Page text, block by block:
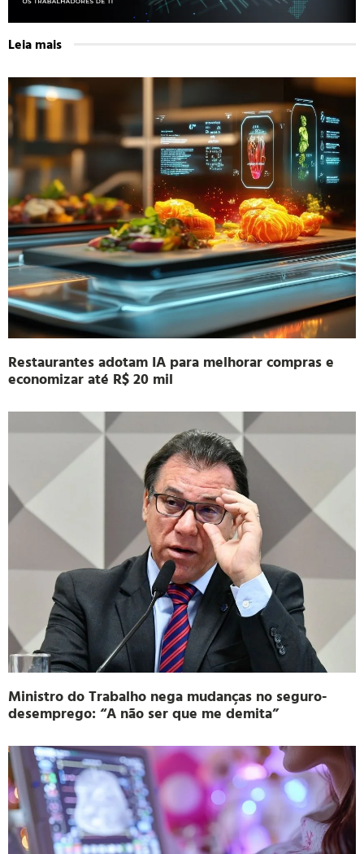
Leia mais
Restaurantes adotam IA para melhorar compras e
economizar até R$ 20 mil
Ministro do Trabalho nega mudanças no seguro-
desemprego: “A não ser que me demita”